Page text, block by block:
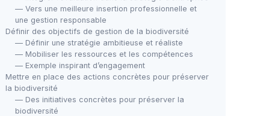
— Vers une meilleure insertion professionnelle et
une gestion responsable
Définir des objectifs de gestion de la biodiversité
— Définir une stratégie ambitieuse et réaliste
— Mobiliser les ressources et les compétences
— Exemple inspirant d’engagement
Mettre en place des actions concrètes pour préserver
la biodiversité
— Des initiatives concrètes pour préserver la
biodiversité